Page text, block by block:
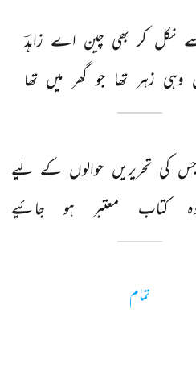
نکل کر بھی چین اے زاہدؔ
وہی زہر تھا جو گھر میں تھا
جس کی تحریریں حوالوں کے لیے
کتاب معتبر ہو جائیے
تمام